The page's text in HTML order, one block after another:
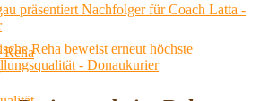
präsentiert Nachfolger für Coach Latta -
Reha beweist erneut höchste
- Donaukurier